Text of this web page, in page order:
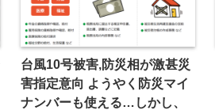
台風10号被害,防災相が激甚災
害指定意向 ようやく防災マイ
ナンバーも使える…しかし、